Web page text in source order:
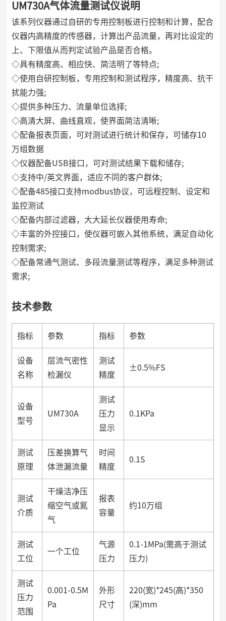
UM730A气体流量测试仪说明
该系列仪器通过自研的专用控制板进行控制和计算，配合
仪器内高精度的传感器，计算出产品流量，再对比设定的
上、下限值从而判定试验产品是否合格。
◇具有精度高、相应快、简洁明了等特点;
◇使用自研控制板，专用控制和测试程序，精度高、抗干
扰能力强;
◇提供多种压力、流量单位选择;
◇高清大屏、曲线直观，使界面简洁清晰;
◇配备报表页面，可对测试进行统计和保存，可储存10
万组数据
◇仪器配备USB接口，可对测试结果下载和储存;
◇支持中/英文界面，适应不同的客户群体;
◇配备485接口支持modbus协议，可远程控制、设定和
监控测试
◇配备内部过滤器，大大延长仪器使用寿命;
◇丰富的外控接口，使仪器可嵌入其他系统，满足自动化
控制需求;
◇配备常通气测试、多段流量测试等程序，满足多种测试
需求;
技术参数
指标 参数 指标 参数
设备
名称
层流气密性
检漏仪
测试
精度
±0.5%FS
设备
型号
UM730A
测试
压力
显示
0.1KPa
测试
原理
压差换算气
体泄漏流量
时间
精度
0.1S
测试
介质
干燥洁净压
缩空气或氮
气
报表
容量
约10万组
测试
工位
一个工位
气源
压力
0.1-1MPa(需高于测试
压力)
测试
压力
范围
0.001-0.5M
Pa
外形
尺寸
220(宽)*245(高)*350
(深)mm